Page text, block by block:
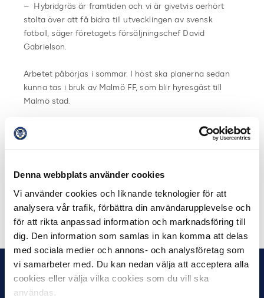
Denna webbplats använder cookies
Vi använder cookies och liknande teknologier för att
analysera vår trafik, förbättra din användarupplevelse och
för att rikta anpassad information och marknadsföring till
dig. Den information som samlas in kan komma att delas
med sociala medier och annons- och analysföretag som
vi samarbeter med. Du kan nedan välja att acceptera alla
cookies eller välja vilka cookies som du vill ska
användas.
– Hybridgräs är framtiden och vi är givetvis oerhört
stolta över att få bidra till utvecklingen av svensk
fotboll, säger företagets försäljningschef David
Gabrielson.
Arbetet påbörjas i sommar. I höst ska planerna sedan
kunna tas i bruk av Malmö FF, som blir hyresgäst till
Malmö stad.
Sedan tidigare använder sig IFK Göteborg av
hybridgräset på både
Gamla
FOTO: mff.se
Dela på Facebook Dela på Twitter